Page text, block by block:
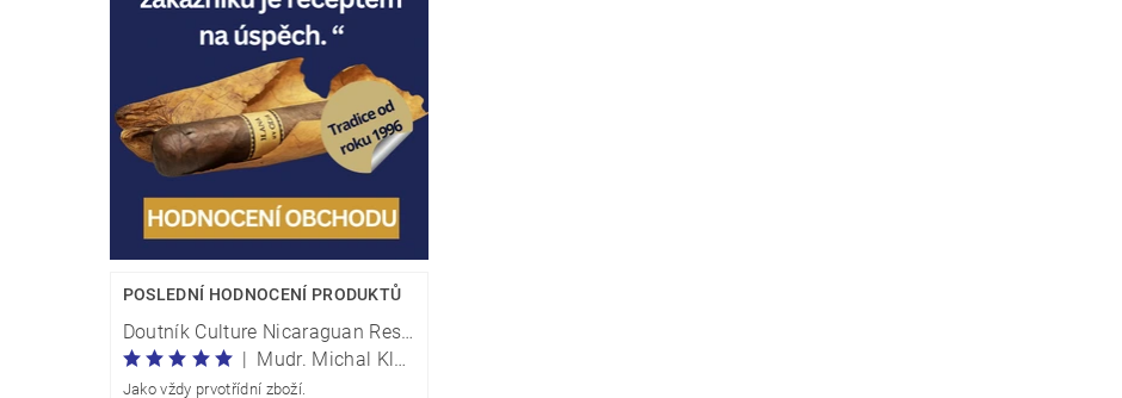
POSLEDNÍ HODNOCENÍ PRODUKTŮ
Doutník Culture Nicaraguan Reserve Perla Traveller - box 20 kusů
|
Mudr. Michal Klečka
Jako vždy prvotřídní zboží.